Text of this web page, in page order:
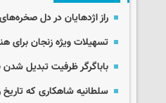
راز اژدهایان در دل
تسهیلات ویژه زنجان برای
باباگرگر ظرفیت تبدیل
سلطانیه شاهکاری که تاریخ